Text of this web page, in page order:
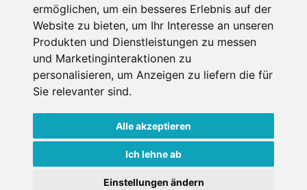
ermöglichen, um ein besseres Erlebnis auf der
Website zu bieten, um Ihr Interesse an unseren
Produkten und Dienstleistungen zu messen
und Marketinginteraktionen zu
personalisieren, um Anzeigen zu liefern die für
Sie relevanter sind.
Alle akzeptieren
Ich lehne ab
Einstellungen ändern
WEITERE PORTALE
Schneemenschen.de
Schneehoehen.de
Alpen-Guide.de